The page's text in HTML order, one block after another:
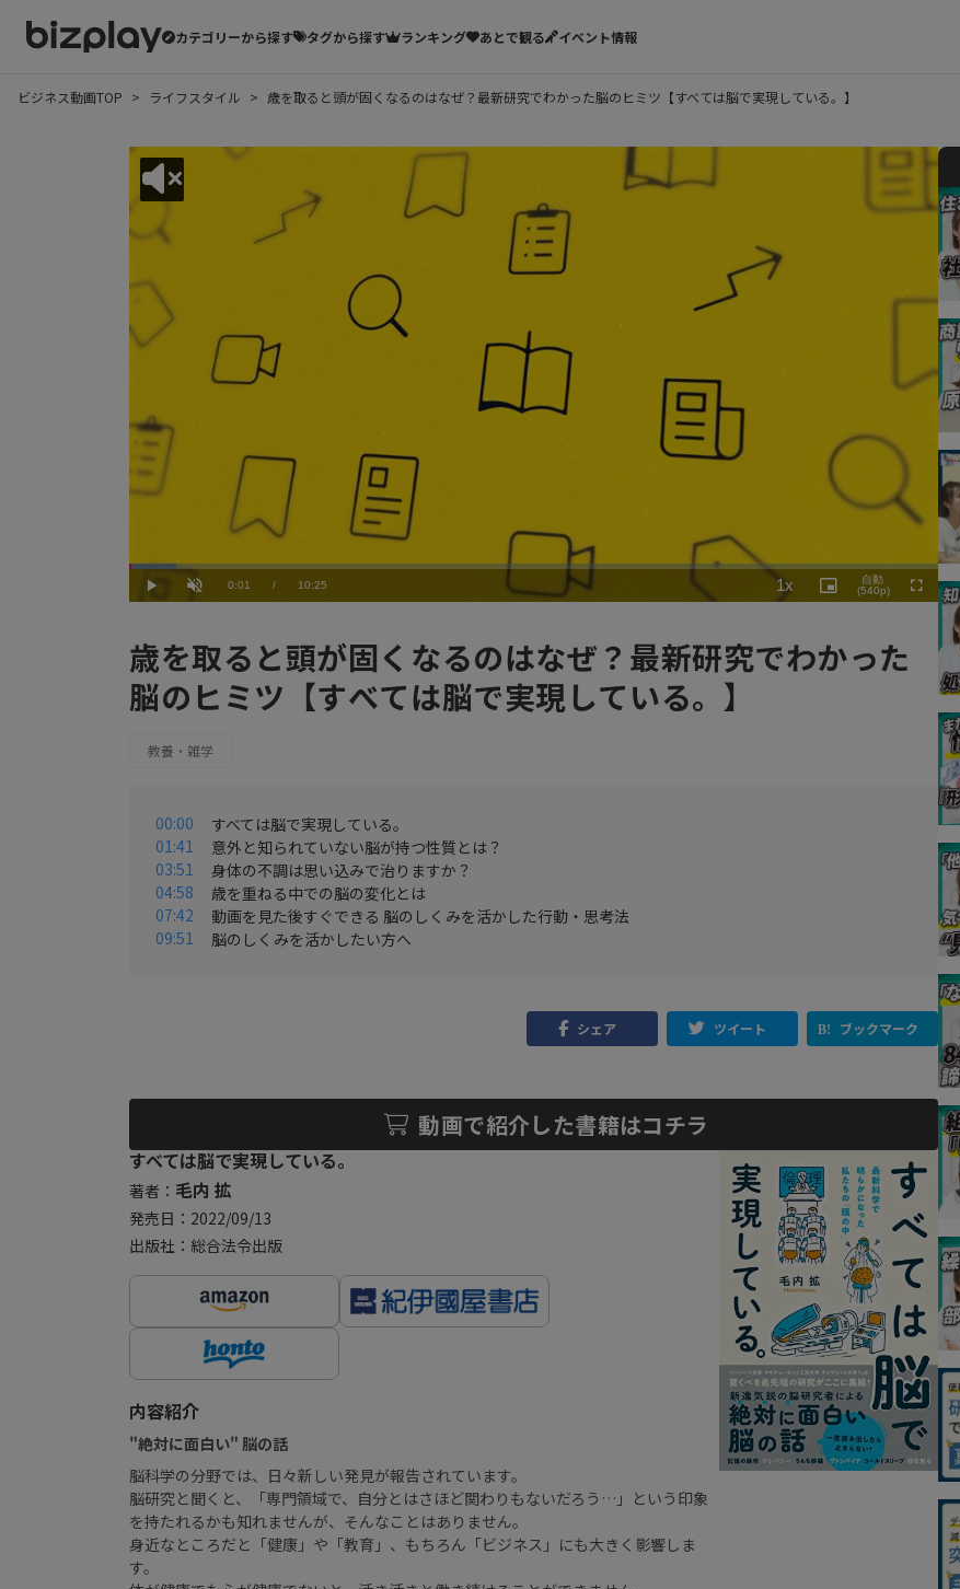
カテゴリーから探す タグから探す ランキング あとで観る イベント情報
ビジネス動画TOP ライフスタイル 歳を取ると頭が固くなるのはなぜ？最新研究でわかった脳のヒミツ【すべては脳で実現している。】
Play UnmuteCurrent
0:01 / Duration
10:25
Loaded:
5.77%
1x
Playback
Rate
Picture-
in-
自動
(540p)
歳を取ると頭が固くなるのはなぜ？最新研究でわかった
脳のヒミツ【すべては脳で実現している。】
教養・雑学
00:00
すべては脳で実現している。
01:41
意外と知られていない脳が持つ性質とは？
03:51
身体の不調は思い込みで治りますか？
04:58
歳を重ねる中での脳の変化とは
07:42
動画を見た後すぐできる 脳のしくみを活かした行動・思考法
09:51
脳のしくみを活かしたい方へ
シェア ツイート ブックマーク
動画で紹介した書籍はコチラ
すべては脳で実現している。
著者： 毛内 拡
発売日：2022/09/13
出版社：総合法令出版
内容紹介
"絶対に面白い" 脳の話
脳科学の分野では、日々新しい発見が報告されています。
脳研究と聞くと、「専門領域で、自分とはさほど関わりもないだろう…」という印象
を持たれるかも知れませんが、そんなことはありません。
身近なところだと「健康」や「教育」、もちろん「ビジネス」にも大きく影響しま
す。